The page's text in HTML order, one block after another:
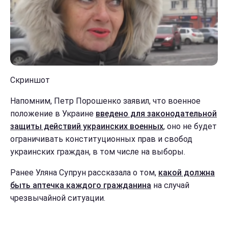
Скриншот
Напомним, Петр Порошенко заявил, что военное
положение в Украине введено для законодательной
защиты действий украинских военных, оно не будет
ограничивать конституционных прав и свобод
украинских граждан, в том числе на выборы.
Ранее Уляна Супрун рассказала о том, какой должна
быть аптечка каждого гражданина на случай
чрезвычайной ситуации.